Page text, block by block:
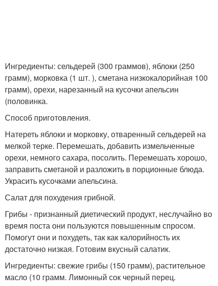
Ингредиенты: сельдерей (300 граммов), яблоки (250
грамм), морковка (1 шт. ), сметана низкокалорийная 100
грамм), орехи, нарезанный на кусочки апельсин
(половинка.
Способ приготовления.
Натереть яблоки и морковку, отваренный сельдерей на
мелкой терке. Перемешать, добавить измельченные
орехи, немного сахара, посолить. Перемешать хорошо,
заправить сметаной и разложить в порционные блюда.
Украсить кусочками апельсина.
Салат для похудения грибной.
Грибы - признанный диетический продукт, неслучайно во
время поста они пользуются повышенным спросом.
Помогут они и похудеть, так как калорийность их
достаточно низкая. Готовим вкусный салатик.
Ингредиенты: свежие грибы (150 грамм), растительное
масло (10 грамм. Лимонный сок черный перец.